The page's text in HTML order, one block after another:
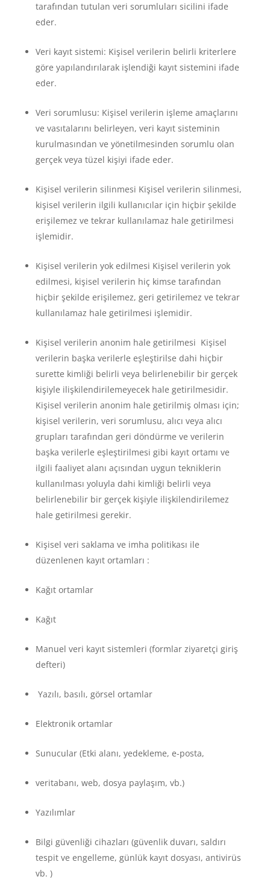
tarafından tutulan veri sorumluları sicilini ifade
eder.
Veri kayıt sistemi: Kişisel verilerin belirli kriterlere
göre yapılandırılarak işlendiği kayıt sistemini ifade
eder.
Veri sorumlusu: Kişisel verilerin işleme amaçlarını
ve vasıtalarını belirleyen, veri kayıt sisteminin
kurulmasından ve yönetilmesinden sorumlu olan
gerçek veya tüzel kişiyi ifade eder.
Kişisel verilerin silinmesi Kişisel verilerin silinmesi,
kişisel verilerin ilgili kullanıcılar için hiçbir şekilde
erişilemez ve tekrar kullanılamaz hale getirilmesi
işlemidir.
Kişisel verilerin yok edilmesi Kişisel verilerin yok
edilmesi, kişisel verilerin hiç kimse tarafından
hiçbir şekilde erişilemez, geri getirilemez ve tekrar
kullanılamaz hale getirilmesi işlemidir.
Kişisel verilerin anonim hale getirilmesi Kişisel
verilerin başka verilerle eşleştirilse dahi hiçbir
surette kimliği belirli veya belirlenebilir bir gerçek
kişiyle ilişkilendirilemeyecek hale getirilmesidir.
Kişisel verilerin anonim hale getirilmiş olması için;
kişisel verilerin, veri sorumlusu, alıcı veya alıcı
grupları tarafından geri döndürme ve verilerin
başka verilerle eşleştirilmesi gibi kayıt ortamı ve
ilgili faaliyet alanı açısından uygun tekniklerin
kullanılması yoluyla dahi kimliği belirli veya
belirlenebilir bir gerçek kişiyle ilişkilendirilemez
hale getirilmesi gerekir.
Kişisel veri saklama ve imha politikası ile
düzenlenen kayıt ortamları :
Kağıt ortamlar
Kağıt
Manuel veri kayıt sistemleri (formlar ziyaretçi giriş
defteri)
Yazılı, basılı, görsel ortamlar
Elektronik ortamlar
Sunucular (Etki alanı, yedekleme, e-posta,
veritabanı, web, dosya paylaşım, vb.)
Yazılımlar
Bilgi güvenliği cihazları (güvenlik duvarı, saldırı
tespit ve engelleme, günlük kayıt dosyası, antivirüs
vb. )